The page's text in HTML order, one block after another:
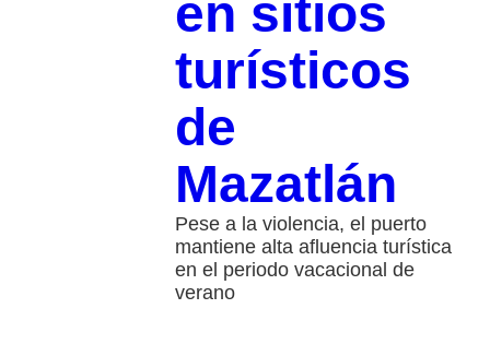
en sitios
turísticos
de
Mazatlán
Pese a la violencia, el puerto
mantiene alta afluencia turística
en el periodo vacacional de
verano